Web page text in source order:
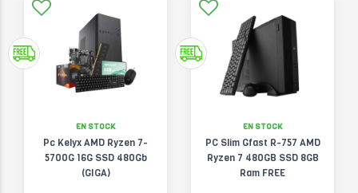
EN STOCK
Pc Kelyx AMD Ryzen 7-
5700G 16G SSD 480Gb
(GIGA)
EN STOCK
PC Slim Gfast R-757 AMD
Ryzen 7 480GB SSD 8GB
Ram FREE